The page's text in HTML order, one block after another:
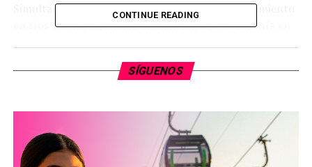
Simultáneamente, se realizarán labores de saneamiento
en ríos y se ha extendido un llamado a la ciudadanía en
viviendas y lotes baldíos.
se concentrarán los esfuerzos incluyen:
La zona de la Central.
El Moral.
CONTINUE READING
SÍGUENOS